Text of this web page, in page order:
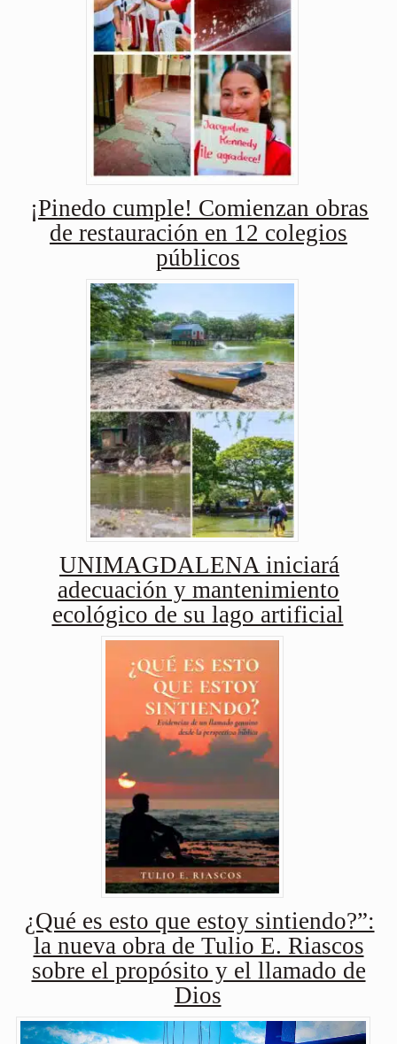
¡Pinedo cumple! Comienzan obras
de restauración en 12 colegios
públicos
UNIMAGDALENA iniciará
adecuación y mantenimiento
ecológico de su lago artificial
¿Qué es esto que estoy sintiendo?”:
la nueva obra de Tulio E. Riascos
sobre el propósito y el llamado de
Dios